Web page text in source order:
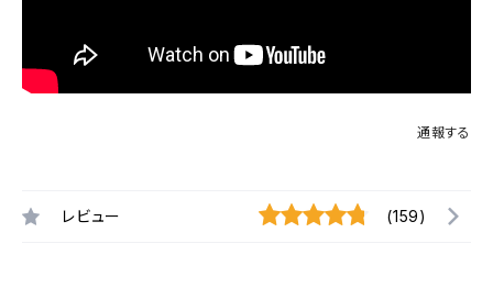
通報する
レビュー (159)